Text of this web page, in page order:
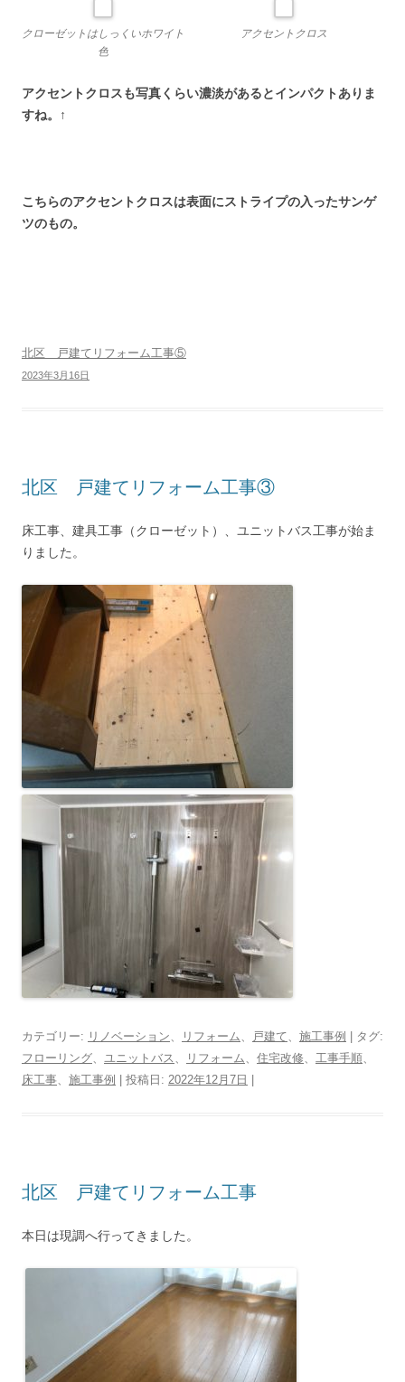
クローゼットはしっくいホワイト
色
アクセントクロス
アクセントクロスも写真くらい濃淡があるとインパクトありま
すね。↑
こちらのアクセントクロスは表面にストライプの入ったサンゲ
ツのもの。
北区 戸建てリフォーム工事⑤
2023年3月16日
北区 戸建てリフォーム工事③
床工事、建具工事（クローゼット）、ユニットバス工事が始ま
りました。
カテゴリー: リノベーション、 リフォーム、 戸建て、 施工事例
| タグ:
フローリング、 ユニットバス 、 リフォーム、 住宅改修、 工事手順、
床工事、 施工事例 | 投稿日: 2022年12月7日
北区 戸建てリフォーム工事
本日は現調へ行ってきました。